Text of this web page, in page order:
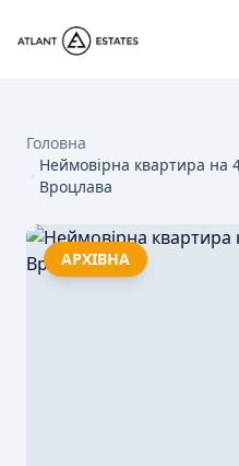
Головна
Неймовірна квартира на
Вроцлава
АРХІВНА